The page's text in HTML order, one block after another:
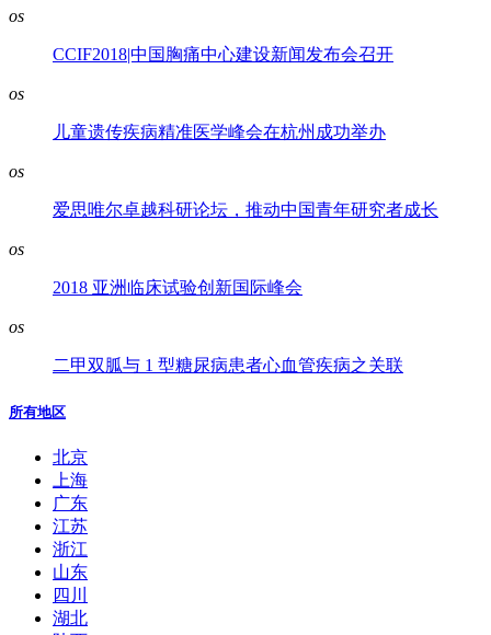
os
CCIF2018|中国胸痛中心建设新闻发布会召开
os
儿童遗传疾病精准医学峰会在杭州成功举办
os
爱思唯尔卓越科研论坛，推动中国青年研究者成长
os
2018 亚洲临床试验创新国际峰会
os
二甲双胍与 1 型糖尿病患者心血管疾病之关联
所有地区
北京
上海
广东
江苏
浙江
山东
四川
湖北